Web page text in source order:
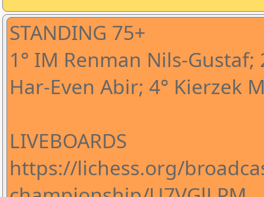
STANDING 75+
1° IM Renman Nils-
Har-Even Abir; 4° Kierzek
LIVEBOARDS
https://lichess.org/